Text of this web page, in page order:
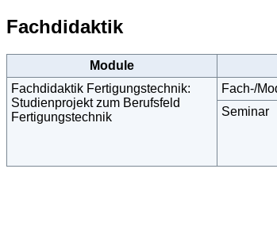
Fachdidaktik
Module
Fachdidaktik Fertigungstechnik:
Studienprojekt zum Berufsfeld
Fertigungstechnik
Fach-/
Seminar